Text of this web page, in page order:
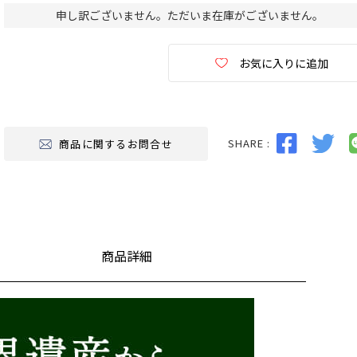
申し訳ございません。ただいま在庫がございません。
お気に入りに追加
商品に関するお問合せ SHARE :
商品詳細